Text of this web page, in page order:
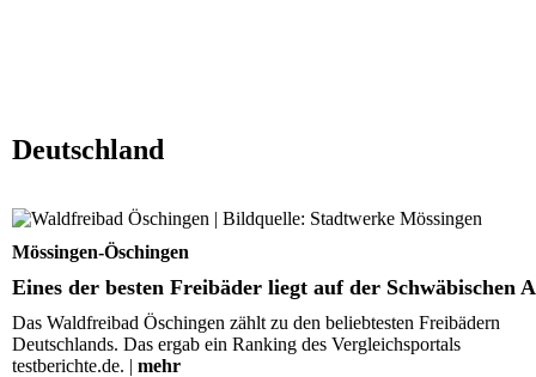
Deutschland
Eines der besten Freibäder liegt auf der Schwäbischen
Mössingen-Öschingen
Eines der besten Freibäder liegt auf der Schwäbischen
Das Waldfreibad Öschingen zählt zu den beliebtesten Freibädern
Deutschlands. Das ergab ein Ranking des Vergleichsportals
testberichte.de. | mehr